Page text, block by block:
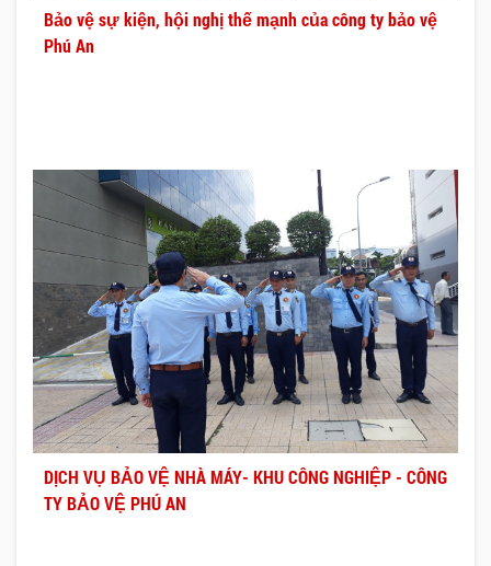
Bảo vệ sự kiện, hội nghị thế mạnh của công ty bảo vệ
Phú An
DỊCH VỤ BẢO VỆ NHÀ MÁY- KHU CÔNG NGHIỆP - CÔNG
TY BẢO VỆ PHÚ AN